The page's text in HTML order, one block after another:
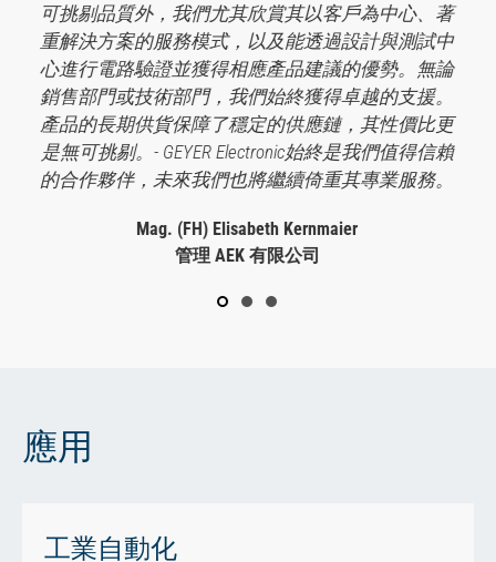
可挑剔品質外，我們尤其欣賞其以客戶為中心、著
重解決方案的服務模式，以及能透過設計與測試中
心進行電路驗證並獲得相應產品建議的優勢。無論
銷售部門或技術部門，我們始終獲得卓越的支援。
產品的長期供貨保障了穩定的供應鏈，其性價比更
是無可挑剔。- GEYER Electronic始終是我們值得信賴
的合作夥伴，未來我們也將繼續倚重其專業服務。
Mag. (FH) Elisabeth Kernmaier
管理 AEK 有限公司
應用
工業自動化